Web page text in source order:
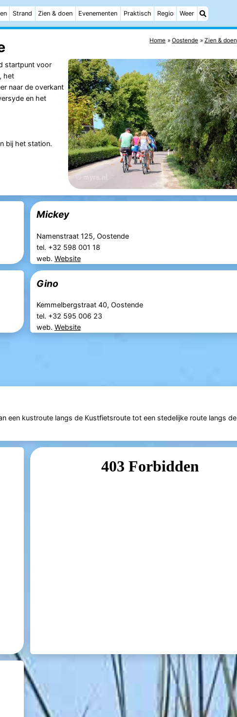
Strand Zien & doen Evenementen Praktisch Regio Weer
Home Oostende Zien & doen
startpunt voor
het
naar de overkant
en het
bij het station.
Mickey
Namenstraat 125, Oostende
tel. +32 598 001 18
web. Website
Gino
Kemmelbergstraat 40, Oostende
tel. +32 595 006 23
web. Website
een kustroute langs de Kustfietsroute tot een stedelijke route langs de